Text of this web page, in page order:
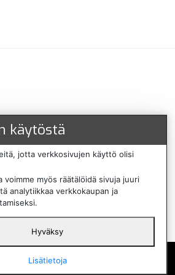
Svenska
käytöstä
jotta verkkosivujen käyttö olisi
voimme myös räätälöidä sivuja juuri
analytiikkaa verkkokaupan ja
Hyväksy
Lisätietoja